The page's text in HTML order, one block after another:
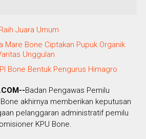
Juara Umum
Mare Bone Ciptakan Pupuk Organik
Unggulan
Bone Bentuk Pengurus Himagro
Badan Pengawas Pemilu
akhirnya memberikan keputusan
pelanggaran administratif pemilu
KPU Bone.